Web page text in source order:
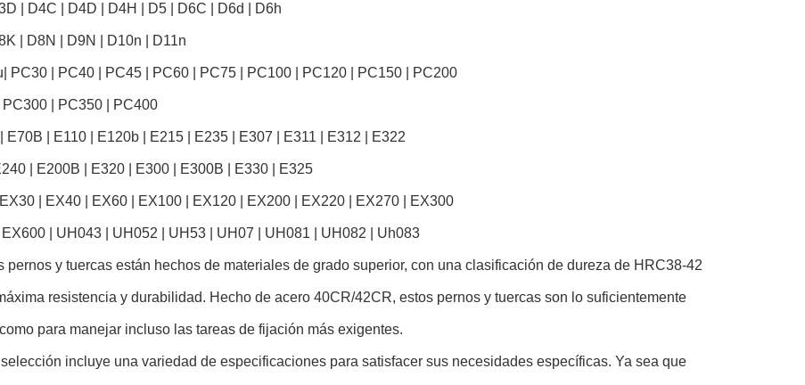
| D4C | D4D | D4H | D5 | D6C | D6d | D6h
| D8N | D9N | D10n | D11n
| PC30 | PC40 | PC45 | PC60 | PC75 | PC100 | PC120 | PC150 | PC200
PC300 | PC350 | PC400
| E70B | E110 | E120b | E215 | E235 | E307 | E311 | E312 | E322
| E200B | E320 | E300 | E300B | E330 | E325
| EX30 | EX40 | EX60 | EX100 | EX120 | EX200 | EX220 | EX270 | EX300
EX600 | UH043 | UH052 | UH53 | UH07 | UH081 | UH082 | Uh083
pernos y tuercas están hechos de materiales de grado superior, con una clasificación de dureza de HRC38-42
resistencia y durabilidad. Hecho de acero 40CR/42CR, estos pernos y tuercas son lo suficientemente
para manejar incluso las tareas de fijación más exigentes.
incluye una variedad de especificaciones para satisfacer sus necesidades específicas. Ya sea que